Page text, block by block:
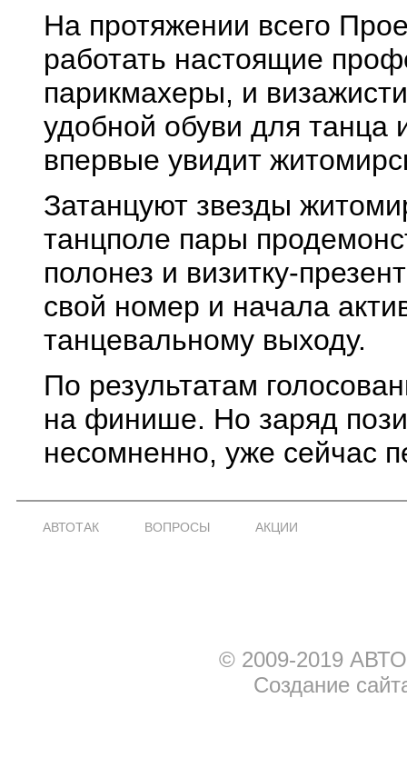
На протяжении всего
работать настоящие
парикмахеры, и
удобной обуви для танца
впервые увидит
Затанцуют звезды
танцполе пары
полонез и визитку-
свой номер и начала
танцевальному выходу.
По результатам
на финише. Но заряд
несомненно, уже сейчас
АВТОТАК ВОПРОСЫ АКЦИИ
© 2009-2019
Создание